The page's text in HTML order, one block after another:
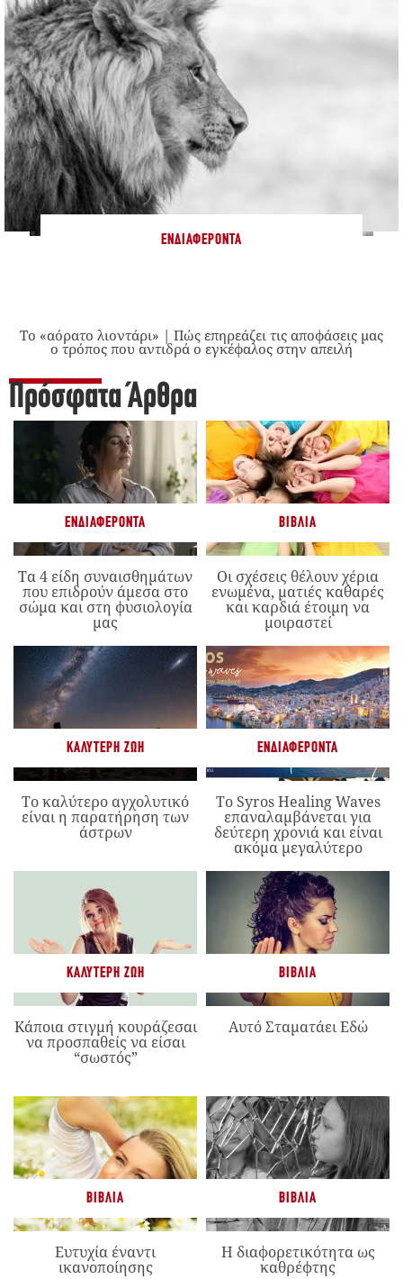
ΕΝΔΙΑΦΈΡΟΝΤΑ
Το «αόρατο λιοντάρι» | Πώς επηρεάζει τις αποφάσεις μας
ο τρόπος που αντιδρά ο εγκέφαλος στην απειλή
Πρόσφατα Άρθρα
ΕΝΔΙΑΦΈΡΟΝΤΑ
Τα 4 είδη συναισθημάτων
που επιδρούν άμεσα στο
σώμα και στη φυσιολογία
μας
ΒΙΒΛΊΑ
Οι σχέσεις θέλουν χέρια
ενωμένα, ματιές καθαρές
και καρδιά έτοιμη να
μοιραστεί
ΚΑΛΎΤΕΡΗ ΖΩΉ
Το καλύτερο αγχολυτικό
είναι η παρατήρηση των
άστρων
ΕΝΔΙΑΦΈΡΟΝΤΑ
Το Syros Healing Waves
επαναλαμβάνεται για
δεύτερη χρονιά και είναι
ακόμα μεγαλύτερο
ΚΑΛΎΤΕΡΗ ΖΩΉ
Κάποια στιγμή κουράζεσαι
να προσπαθείς να είσαι
“σωστός”
ΒΙΒΛΊΑ
Αυτό Σταματάει Εδώ
ΒΙΒΛΊΑ
Ευτυχία έναντι
ικανοποίησης
ΒΙΒΛΊΑ
Η διαφορετικότητα ως
καθρέφτης